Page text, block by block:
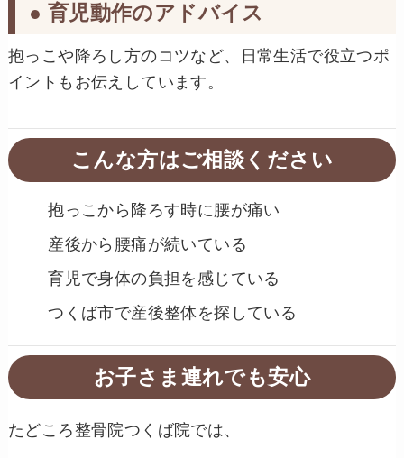
● 育児動作のアドバイス
抱っこや降ろし方のコツなど、日常生活で役立つポ
イントもお伝えしています。
こんな方はご相談ください
抱っこから降ろす時に腰が痛い
産後から腰痛が続いている
育児で身体の負担を感じている
つくば市で産後整体を探している
お子さま連れでも安心
たどころ整骨院つくば院では、